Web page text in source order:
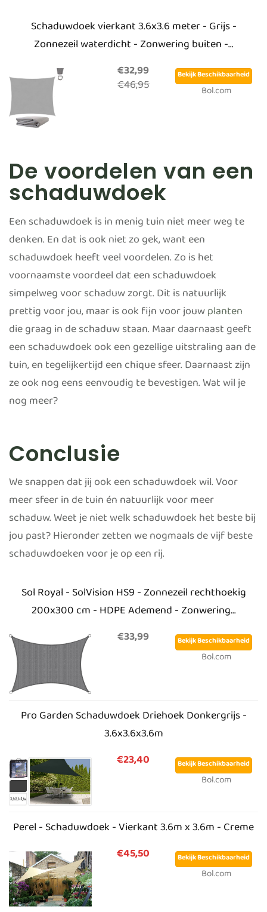
Schaduwdoek vierkant 3.6x3.6 meter - Grijs -
Zonnezeil waterdicht - Zonwering buiten -...
€32,99
€46,95 Bekijk Beschikbaarheid
Bol.com
De voordelen van een
schaduwdoek
Een schaduwdoek is in menig tuin niet meer weg te
denken. En dat is ook niet zo gek, want een
schaduwdoek heeft veel voordelen. Zo is het
voornaamste voordeel dat een schaduwdoek
simpelweg voor schaduw zorgt. Dit is natuurlijk
prettig voor jou, maar is ook fijn voor jouwplanten
die graag in de schaduw staan. Maar daarnaast geeft
een schaduwdoek ook een gezellige uitstraling aan de
tuin, en tegelijkertijd een chique sfeer. Daarnaast zijn
ze ook nog eens eenvoudig te bevestigen. Wat wil je
nog meer?
Conclusie
We snappen dat jij ook een schaduwdoek wil. Voor
meer sfeer in de tuin én natuurlijk voor meer
schaduw. Weet je niet welk schaduwdoek het beste bij
jou past? Hieronder zetten we nogmaals de vijf beste
schaduwdoeken voor je op een rij.
Sol Royal - SolVision HS9 - Zonnezeil rechthoekig
200x300 cm - HDPE Ademend - Zonwering...
€33,99
Bekijk Beschikbaarheid
Bol.com
Pro Garden Schaduwdoek Driehoek Donkergrijs -
3.6x3.6x3.6m
€23,40
Bekijk Beschikbaarheid
Bol.com
Perel - Schaduwdoek - Vierkant 3.6m x 3.6m - Creme
€45,50
Bekijk Beschikbaarheid
Bol.com